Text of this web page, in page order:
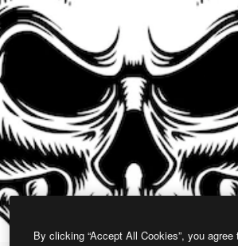
By clicking “Accept All Cookies”, you